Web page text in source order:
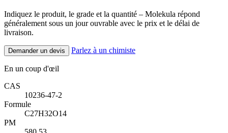
Indiquez le produit, le grade et la quantité – Molekula répond
généralement sous un jour ouvrable avec le prix et le délai de
livraison.
Demander un devis Parlez à un chimiste
En un coup d'œil
CAS
10236-47-2
Formule
C27H32O14
PM